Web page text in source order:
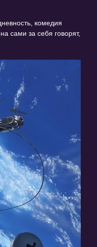
комедия
сами за себя говорят,